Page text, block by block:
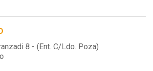
8 - (Ent. C/Ldo. Poza)